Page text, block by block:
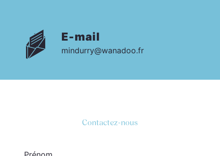
E-mail
mindurry@wanadoo.fr
Contactez-nous